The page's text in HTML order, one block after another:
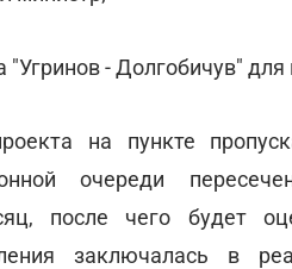
"Угринов - Долгобичув"
на пункте
очереди
после чего будет
заключалась в